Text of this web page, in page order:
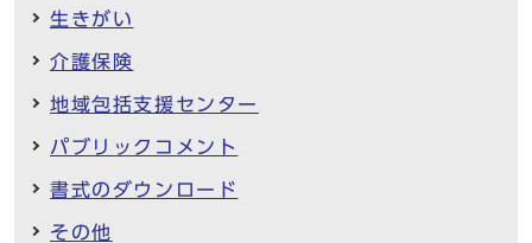
生きがい
介護保険
地域包括支援センター
パブリックコメント
書式のダウンロード
その他